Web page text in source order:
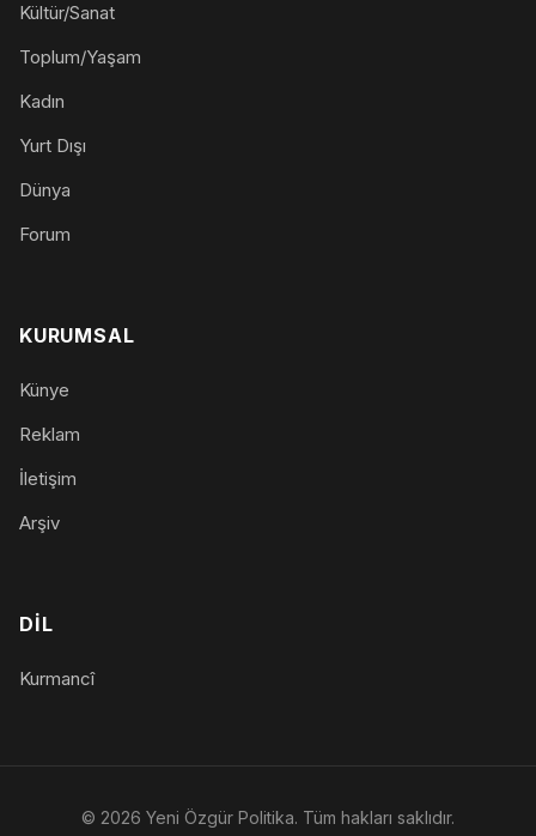
Kültür/Sanat
Toplum/Yaşam
Kadın
Yurt Dışı
Dünya
Forum
KURUMSAL
Künye
Reklam
İletişim
Arşiv
DIL
Kurmancî
© 2026 Yeni Özgür Politika. Tüm hakları saklıdır.